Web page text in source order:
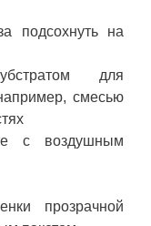
подсохнуть на
для
смесью
с воздушным
прозрачной